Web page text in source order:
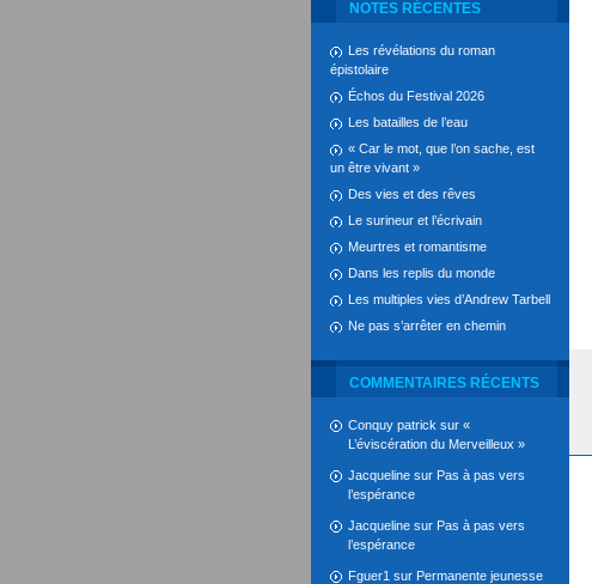
NOTES RÉCENTES
Les révélations du roman
épistolaire
Échos du Festival 2026
Les batailles de l’eau
« Car le mot, que l’on sache, est
un être vivant »
Des vies et des rêves
Le surineur et l’écrivain
Meurtres et romantisme
Dans les replis du monde
Les multiples vies d’Andrew Tarbell
Ne pas s’arrêter en chemin
COMMENTAIRES RÉCENTS
Conquy patrick sur «
L’éviscération du Merveilleux »
Jacqueline sur Pas à pas vers
l’espérance
Jacqueline sur Pas à pas vers
l’espérance
Fguer1 sur Permanente jeunesse